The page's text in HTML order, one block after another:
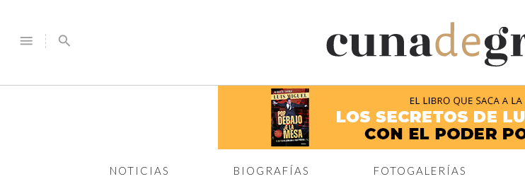
menu search
NOTICIAS BIOGRAFÍAS FOTOGALERÍAS